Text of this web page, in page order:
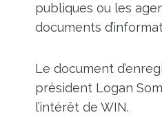
publiques ou les
documents
Le document
président Logan
l’intérêt de WIN.